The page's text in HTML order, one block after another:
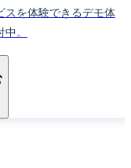
スを体験できるデモ体
。